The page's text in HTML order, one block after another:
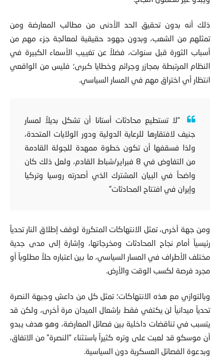
ذلك أنه بدون تحقيق الحد الأدنى من مطالب المعارضة ومن
تمثلهم من الشعب، وبدون جهود حقيقية لمعالجة جزء مهم من
أسباب الثورة قبل سنوات، فضلاً عن تغييب الأسماء الكبيرة في
النظام المرتبطة بمجازر وجرائم وخطايا كبرى؛ فليس من الواقعي
“لا تستطيع محادثات أستانا أن تشكل بديلاً لمسار
جنيف لافتقارها للرعاية الدولية ودور الولايات المتحدة،
ولذا فسقفها أن تكون خطوة ممهدة للجولة القادمة
من التفاوض في 8 فبراير/شباط القادم، ولعل ذلك كان
واضحاً في البيان المشترك الذي أصدرته روسيا وتركيا
ومن جهة أخرى، تمثل الانتهاكات المتكررة لوقف إطلاق النار تحدياً
رئيسياً أمام نجاح المحادثات ومخرجاتها، وإشارة إلى مدى جدية
مختلف الأطراف في المسار السياسي، ما بين اعتباره حلاً مطلوباً أو
وبالتوازي مع هذه الانتهاكات؛ تمثل كل من داعش وجبهة النصرة
تحدياً ميدانياً لن يكتفي فقط بإشعال الميدان مرة أخرى، ولكن قد
يتسبب في تناقضات داخلية بين فصائل المعارضة، وهو هدف يبدو
أن موسكو قد لعبت على وتره كثيراً باستثناء “النصرة” من الاتفاق،